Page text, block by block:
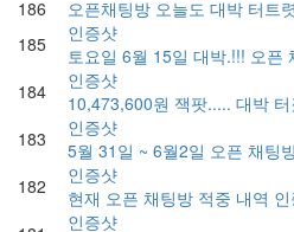
186
오픈채팅방 오늘도 대박 터트
185
인증샷
토요일 6월 15일 대박.!!! 오픈
184
인증샷
10,473,600원 잭팟..... 대박
183
인증샷
5월 31일 ~ 6월2일 오픈 채팅
182
인증샷
현재 오픈 채팅방 적중 내역
인증샷